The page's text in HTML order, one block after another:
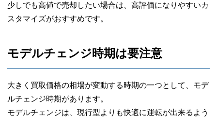
少しでも高値で売却したい場合は、高評価になりやすいカ
スタマイズがおすすめです。
モデルチェンジ時期は要注意
大きく買取価格の相場が変動する時期の一つとして、モデ
ルチェンジ時期があります。
モデルチェンジは、現行型よりも快適に運転が出来るよう